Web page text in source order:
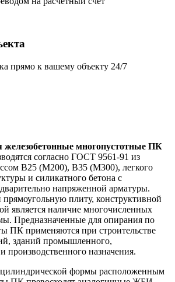
прямо к вашему объекту 24/7
многопустотные ПК
согласно ГОСТ 9561-91 из
В25 (М200), В35 (М300), легкого
и силикатного бетона с
напряженной арматуры.
плиту, конструктивной
является наличие многочисленных
Предназначенные для опирания по
ПК применяются при строительстве
зданий промышленного,
производственного назначения.
цилиндрической формы расположенным